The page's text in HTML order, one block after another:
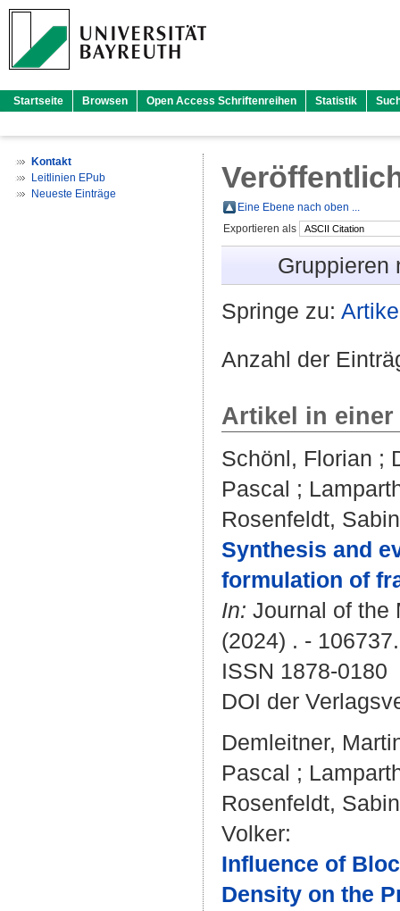
Startseite Browsen Open Access Schriftenreihen Statistik
Kontakt
Leitlinien EPub
Neueste Einträge
Eine Ebene nach oben ...
Exportieren als
Gruppieren
Springe zu:
Anzahl der
Artikel in
Schönl, Florian ;
Pascal ;
Rosenfeldt,
Synthesis and
formulation of
In: Journal of the
(2024) . - 106737.
ISSN 1878-0180
DOI der
Demleitner,
Pascal ;
Rosenfeldt,
Volker:
Influence of
Density on the